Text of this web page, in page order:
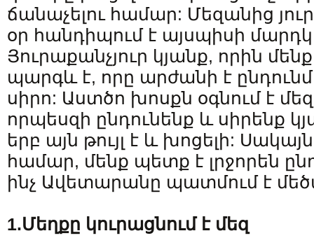
ճանաչելու համար: Մեզանից
օր հանդիպում է այսպիսի
Յուրաքանչյուր կյանք, որին
պարգև է, որը արժանի է
սիրո: Աստծո խոսքն օգնում է
որպեսզի ընդունենք և սիրենք
երբ այն թույլ է և խոցելի:
համար, մենք պետք է լրջորեն
ինչ Ավետարանը պատմում է
1.Մեղքը կուրացնում է մեզ